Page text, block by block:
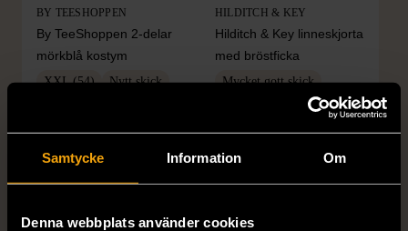
Samtycke Information Om
Denna webbplats använder cookies
BY TEESHOPPEN
By TeeShoppen 2-delar
mörkblå kostym
XXL (54) Nytt skick
HILDITCH & KEY
Hilditch & Key linneskjorta
med bröstficka
Mycket gott skick